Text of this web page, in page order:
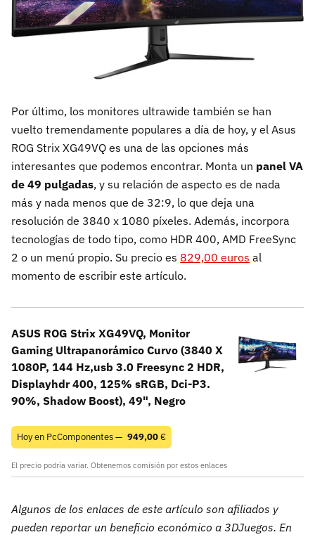
Por último, los monitores ultrawide también se han
vuelto tremendamente populares a día de hoy, y el Asus
ROG Strix XG49VQ es una de las opciones más
interesantes que podemos encontrar. Monta un panel VA
de 49 pulgadas, y su relación de aspecto es de nada
más y nada menos que de 32:9, lo que deja una
resolución de 3840 x 1080 píxeles. Además, incorpora
tecnologías de todo tipo, como HDR 400, AMD FreeSync
2 o un menú propio. Su precio es 829,00 euros al
momento de escribir este artículo.
ASUS ROG Strix XG49VQ, Monitor
Gaming Ultrapanorámico Curvo (3840 X
1080P, 144 Hz,usb 3.0 Freesync 2 HDR,
Displayhdr 400, 125% sRGB, Dci-P3.
90%, Shadow Boost), 49", Negro
Hoy en PcComponentes — 949,00€
El precio podría variar. Obtenemos comisión por estos enlaces
Algunos de los enlaces de este artículo son afiliados y
pueden reportar un beneficio económico a 3DJuegos. En